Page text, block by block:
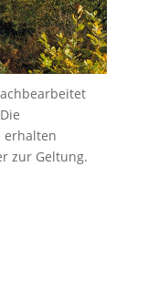
erhalten
zur Geltung.